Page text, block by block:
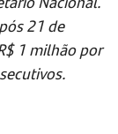
21 de
1 milhão por